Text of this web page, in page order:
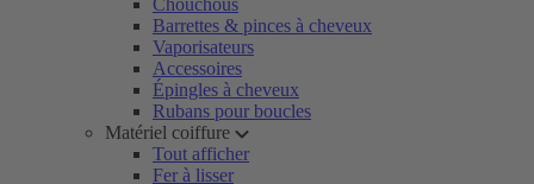
Chouchous
Barrettes & pinces à cheveux
Vaporisateurs
Accessoires
Épingles à cheveux
Rubans pour boucles
Matériel coiffure
Tout afficher
Fer à lisser